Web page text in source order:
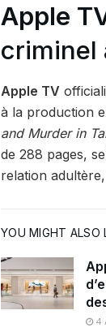
Apple
criminel
Apple TV
à la production
and Murder in
de 288 pages,
relation
YOU MIGHT ALSO
4